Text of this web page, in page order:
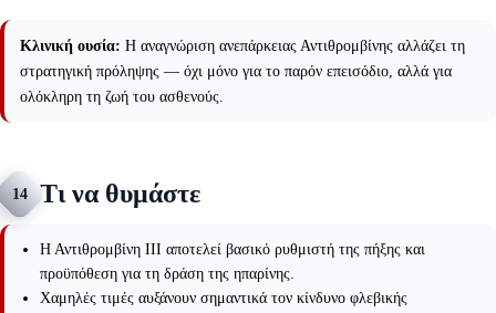
Κλινική ουσία: Η αναγνώριση ανεπάρκειας Αντιθρομβίνης αλλάζει τη
στρατηγική πρόληψης — όχι μόνο για το παρόν επεισόδιο, αλλά για
ολόκληρη τη ζωή του ασθενούς.
14 Τι να θυμάστε
Η Αντιθρομβίνη ΙΙΙ αποτελεί βασικό ρυθμιστή της πήξης και
προϋπόθεση για τη δράση της ηπαρίνης.
Χαμηλές τιμές αυξάνουν σημαντικά τον κίνδυνο φλεβικής